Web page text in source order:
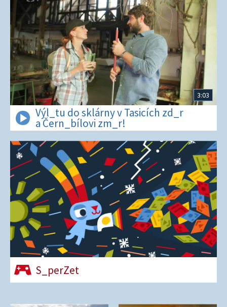
3:03
Výl_tu do sklárny v Tasicích zd_r
a Čern_bílovi zm_r!
S_perZet